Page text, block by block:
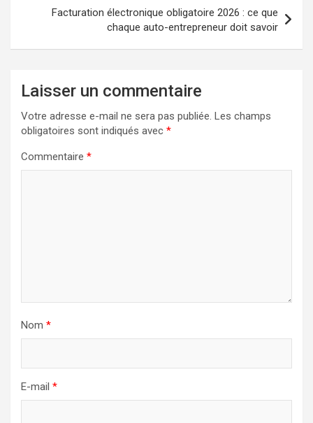
Facturation électronique obligatoire 2026 : ce que
chaque auto-entrepreneur doit savoir
Laisser un commentaire
Votre adresse e-mail ne sera pas publiée. Les champs
obligatoires sont indiqués avec *
Commentaire *
Nom *
E-mail *